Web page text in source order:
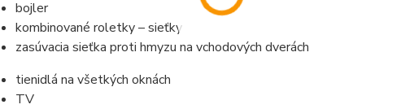
bojler
kombinované roletky – sieťky
zasúvacia sieťka proti hmyzu na vchodových dverách
tienidlá na všetkých oknách
TV